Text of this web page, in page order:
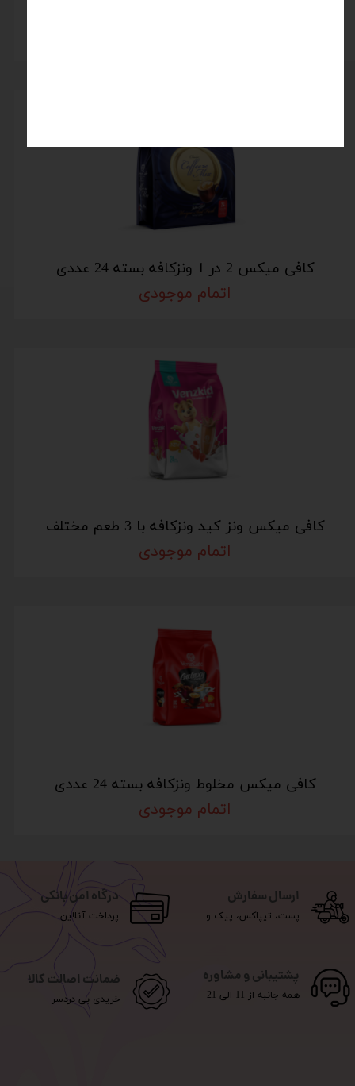
کافی میکس 2 در 1 ونزکافه بسته 24 عددی
اتمام موجودی
کافی میکس ونز کید ونزکافه با 3 طعم مختلف
اتمام موجودی
کافی میکس مخلوط ونزکافه بسته 24 عددی
اتمام موجودی
ارسال سفارش
پست، تیپاکس، پیک و...
درگاه امن بانکی
پرداخت آنلاین
پشتیبانی و مشاوره
همه جانبه از 11 الی 21
ضمانت اصالت کالا
خریدی بی دردسر